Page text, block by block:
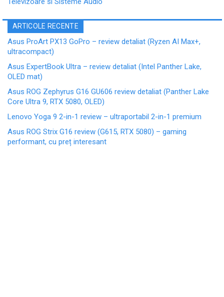
ARTICOLE RECENTE
Asus ProArt PX13 GoPro – review detaliat (Ryzen AI Max+,
ultracompact)
Asus ExpertBook Ultra – review detaliat (Intel Panther Lake,
OLED mat)
Asus ROG Zephyrus G16 GU606 review detaliat (Panther Lake
Core Ultra 9, RTX 5080, OLED)
Lenovo Yoga 9 2-in-1 review – ultraportabil 2-in-1 premium
Asus ROG Strix G16 review (G615, RTX 5080) – gaming
performant, cu preț interesant